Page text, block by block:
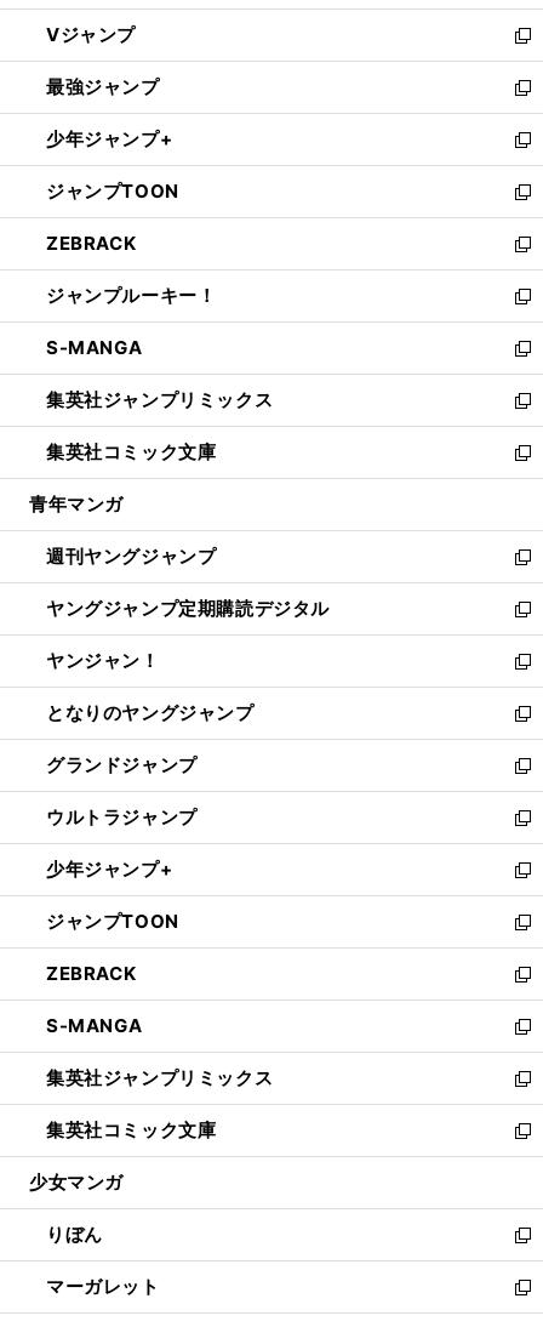
ウ
ィ
ン
ド
ウ
で
開
く
し
い
ウ
ィ
ン
ド
ウ
で
開
く
Vジャンプ
新
し
い
ウ
ィ
ン
ド
ウ
で
開
く
最強ジャンプ
新
し
い
ウ
ィ
ン
ド
ウ
で
開
く
少年ジャンプ+
新
し
い
ウ
ィ
ン
ド
ウ
で
開
く
ジャンプTOON
新
し
い
ウ
ィ
ン
ド
ウ
で
開
く
ZEBRACK
新
し
い
ウ
ィ
ン
ド
ウ
で
開
ジャンプルーキー！
新
し
い
ウ
ィ
ン
ド
ウ
開
く
S-MANGA
新
し
い
ウ
ィ
ン
ウ
で
開
く
集英社ジャンプリミックス
新
し
い
ウ
ン
ド
ウ
で
開
く
集英社コミック文庫
新
し
ウ
ィ
ン
ド
ウ
で
開
く
青年マンガ
週刊ヤングジャンプ
新
し
い
ウ
ィ
ン
ド
ウ
で
開
く
ヤングジャンプ定期購読デジタル
新
し
い
ウ
ィ
ン
ド
ウ
で
開
く
ヤンジャン！
新
し
い
ウ
ィ
ン
ド
ウ
で
開
く
となりのヤングジャンプ
新
し
い
ウ
ィ
ン
ド
ウ
で
開
く
グランドジャンプ
新
し
い
ウ
ィ
ン
ド
ウ
で
開
く
ウルトラジャンプ
新
し
い
ウ
ィ
ン
ド
ウ
で
開
く
少年ジャンプ+
新
し
い
ウ
ィ
ン
ド
ウ
で
開
く
ジャンプTOON
新
し
い
ウ
ィ
ン
ド
ウ
で
開
ZEBRACK
新
し
い
ウ
ィ
ン
ド
ウ
開
く
S-MANGA
新
し
い
ウ
ィ
ン
ウ
で
開
く
集英社ジャンプリミックス
新
し
い
ウ
ン
ド
ウ
で
開
集英社コミック文庫
新
し
ウ
ィ
ン
ド
ウ
少女マンガ
りぼん
新
し
い
ウ
マーガレット
新
し